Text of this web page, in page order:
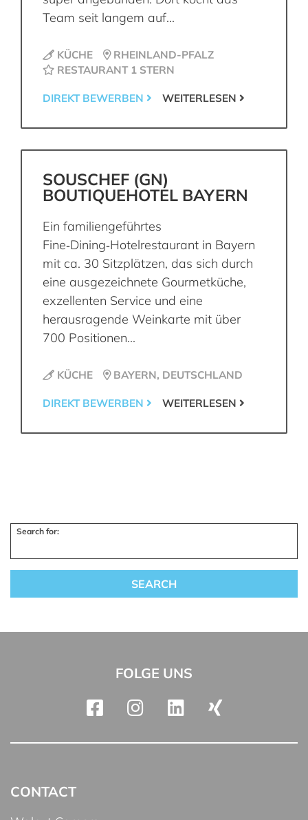
Team seit langem auf...
KÜCHE
RHEINLAND-PFALZ
RESTAURANT 1 STERN
DIREKT BEWERBEN WEITERLESEN
SOUSCHEF (GN)
BOUTIQUEHOTEL BAYERN
Ein familiengeführtes
Fine‑Dining‑Hotelrestaurant in Bayern
mit ca. 30 Sitzplätzen, das sich durch
eine ausgezeichnete Gourmetküche,
exzellenten Service und eine
herausragende Weinkarte mit über
700 Positionen...
KÜCHE BAYERN, DEUTSCHLAND
DIREKT BEWERBEN WEITERLESEN
Search for:
FOLGE UNS
CONTACT